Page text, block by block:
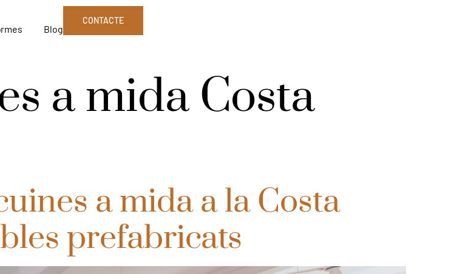
Blog
CONTACTE
a mida Costa
a mida a la Costa
prefabricats